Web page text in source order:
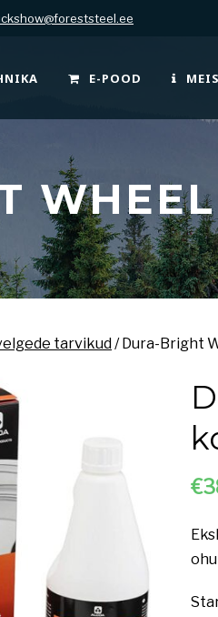
E-POOD
tarvikud/ Dura-Bright
€